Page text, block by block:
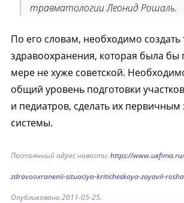
травматологии Леонид Рошаль.
По его словам, необходимо создать
здравоохранения, которая была бы
мере не хуже советской.
общий уровень подготовки
и педиатров, сделать их первичным
системы.
Постоянный адрес новости:https://
zdravooxranenii-situaciya-kriticheskaya-zayavil-
Опубликовано 2011-05-25.